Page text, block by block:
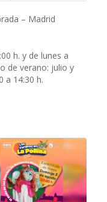
– Madrid
h. y de lunes a
de verano: julio y
a 14:30 h.